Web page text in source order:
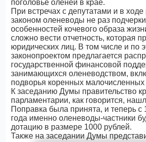
поголовье оленей в крае.
При встречах с депутатами и в
законом оленеводы не раз
особенностей кочевого образа
сложно вести отчетность, которая
юридических лиц. В том числе и по
законопроектом предлагается
государственной финансовой
занимающихся оленеводством,
подворья коренных малочисленных
К заседанию Думы правительство
парламентарии, как говорится,
Поправка была принята, и теперь с
года именно оленеводы-частники
дотацию в размере 1000 рублей.
Также на заседании Думы